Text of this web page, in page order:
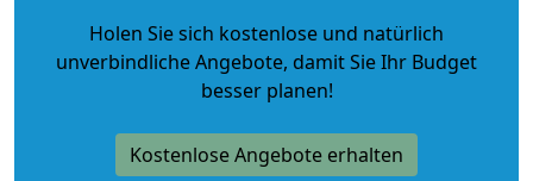
Holen Sie sich kostenlose und natürlich
unverbindliche Angebote, damit Sie Ihr Budget
besser planen!
Kostenlose Angebote erhalten